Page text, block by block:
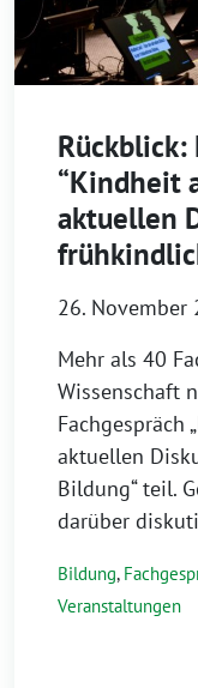
Rückblick:
“Kindheit
aktuellen
26. November
Mehr als 40
Wissenschaft
Fachgespräch
aktuellen
Bildung“ teil.
darüber
Bildung,
Veranstaltungen